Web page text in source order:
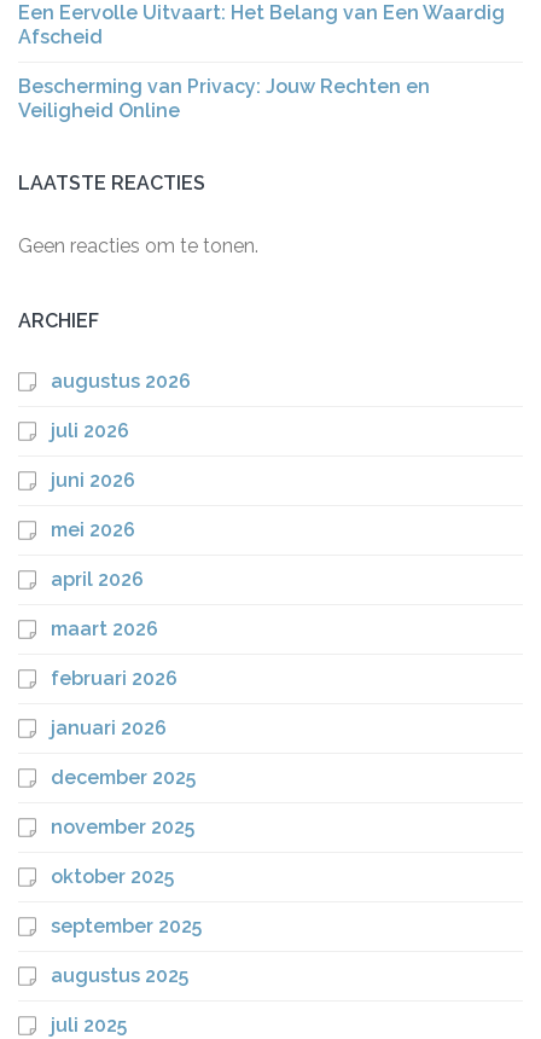
Een Eervolle Uitvaart: Het Belang van Een Waardig
Afscheid
Bescherming van Privacy: Jouw Rechten en
Veiligheid Online
LAATSTE REACTIES
Geen reacties om te tonen.
ARCHIEF
augustus 2026
juli 2026
juni 2026
mei 2026
april 2026
maart 2026
februari 2026
januari 2026
december 2025
november 2025
oktober 2025
september 2025
augustus 2025
juli 2025